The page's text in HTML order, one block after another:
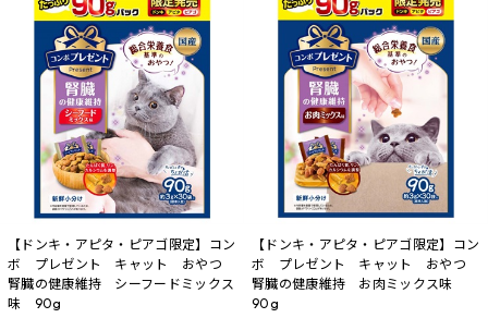
【ドンキ・アピタ・ピアゴ限定】コン
ボ プレゼント キャット おやつ
腎臓の健康維持 シーフードミックス
味 90g
【ドンキ・アピタ・ピアゴ限定】コン
ボ プレゼント キャット おやつ
腎臓の健康維持 お肉ミックス味
90g